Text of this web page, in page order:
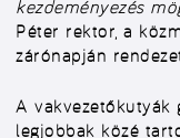
kezdeményezés
Péter rektor, a
zárónapján
A vakvezetőkutyák
legjobbak közé